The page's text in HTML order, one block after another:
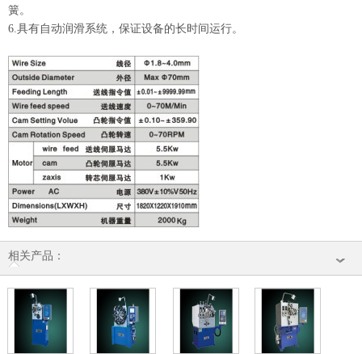
簧。
6.具有自动润滑系统，保证设备的长时间运行。
相关产品：